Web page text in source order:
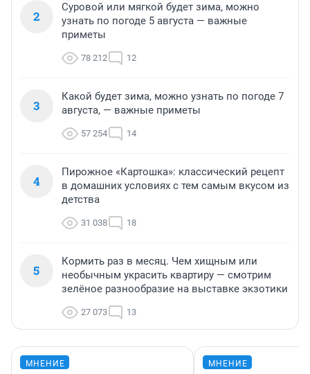
2
Суровой или мягкой будет зима, можно
узнать по погоде 5 августа — важные
приметы
78 212 12
3
Какой будет зима, можно узнать по погоде 7
августа, — важные приметы
57 254 14
4
Пирожное «Картошка»: классический рецепт
в домашних условиях с тем самым вкусом из
детства
31 038 18
5
Кормить раз в месяц. Чем хищным или
необычным украсить квартиру — смотрим
зелёное разнообразие на выставке экзотики
27 073 13
МНЕНИЕ МНЕНИЕ